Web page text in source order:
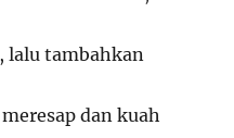
lalu tambahkan
dan kuah